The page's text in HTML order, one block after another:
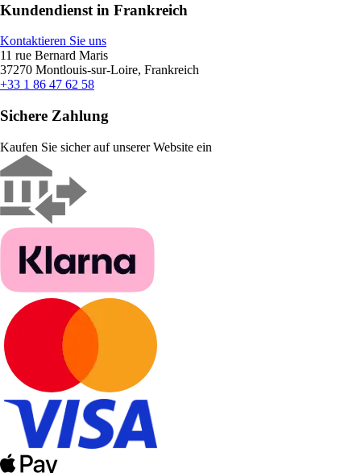
Kundendienst in Frankreich
Kontaktieren Sie uns
11 rue Bernard Maris
37270 Montlouis-sur-Loire, Frankreich
+33 1 86 47 62 58
Sichere Zahlung
Kaufen Sie sicher auf unserer Website ein